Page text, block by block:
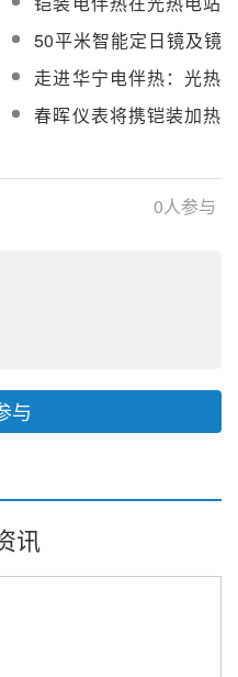
应用
冷盐管道中的用途
50平米智能定日镜及镜
场控制系统实证研究项
目熔盐管道及设备电伴
热采购
走进华宁电伴热：光热
熔盐储能“防凝卫士”
春晖仪表将携铠装加热
0人参与
与
讯